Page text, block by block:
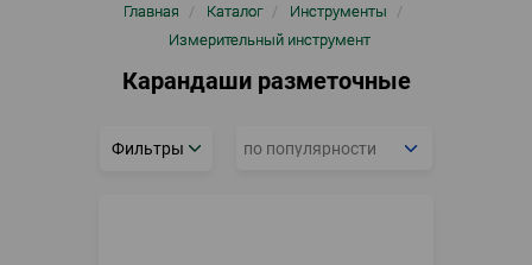
Главная / Каталог / Инструменты
/
Измерительный инструмент
Карандаши разметочные
Фильтры